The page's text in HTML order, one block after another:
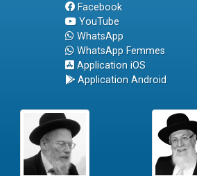
Facebook
YouTube
WhatsApp
WhatsApp Femmes
Application iOS
Application Android